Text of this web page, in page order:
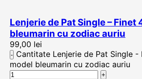
Lenjerie de Pat Single – Finet
bleumarin cu zodiac auriu
99,00 lei
Cantitate Lenjerie de Pat Single -
model bleumarin cu zodiac auriu